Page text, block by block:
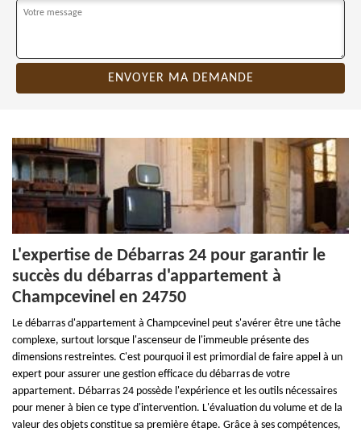
L'expertise de Débarras 24 pour garantir le
succès du débarras d'appartement à
Champcevinel en 24750
Le débarras d'appartement à Champcevinel peut s'avérer être une tâche
complexe, surtout lorsque l'ascenseur de l'immeuble présente des
dimensions restreintes. C'est pourquoi il est primordial de faire appel à un
expert pour assurer une gestion efficace du débarras de votre
appartement. Débarras 24 possède l'expérience et les outils nécessaires
pour mener à bien ce type d'intervention. L'évaluation du volume et de la
valeur des objets constitue sa première étape. Grâce à ses compétences,